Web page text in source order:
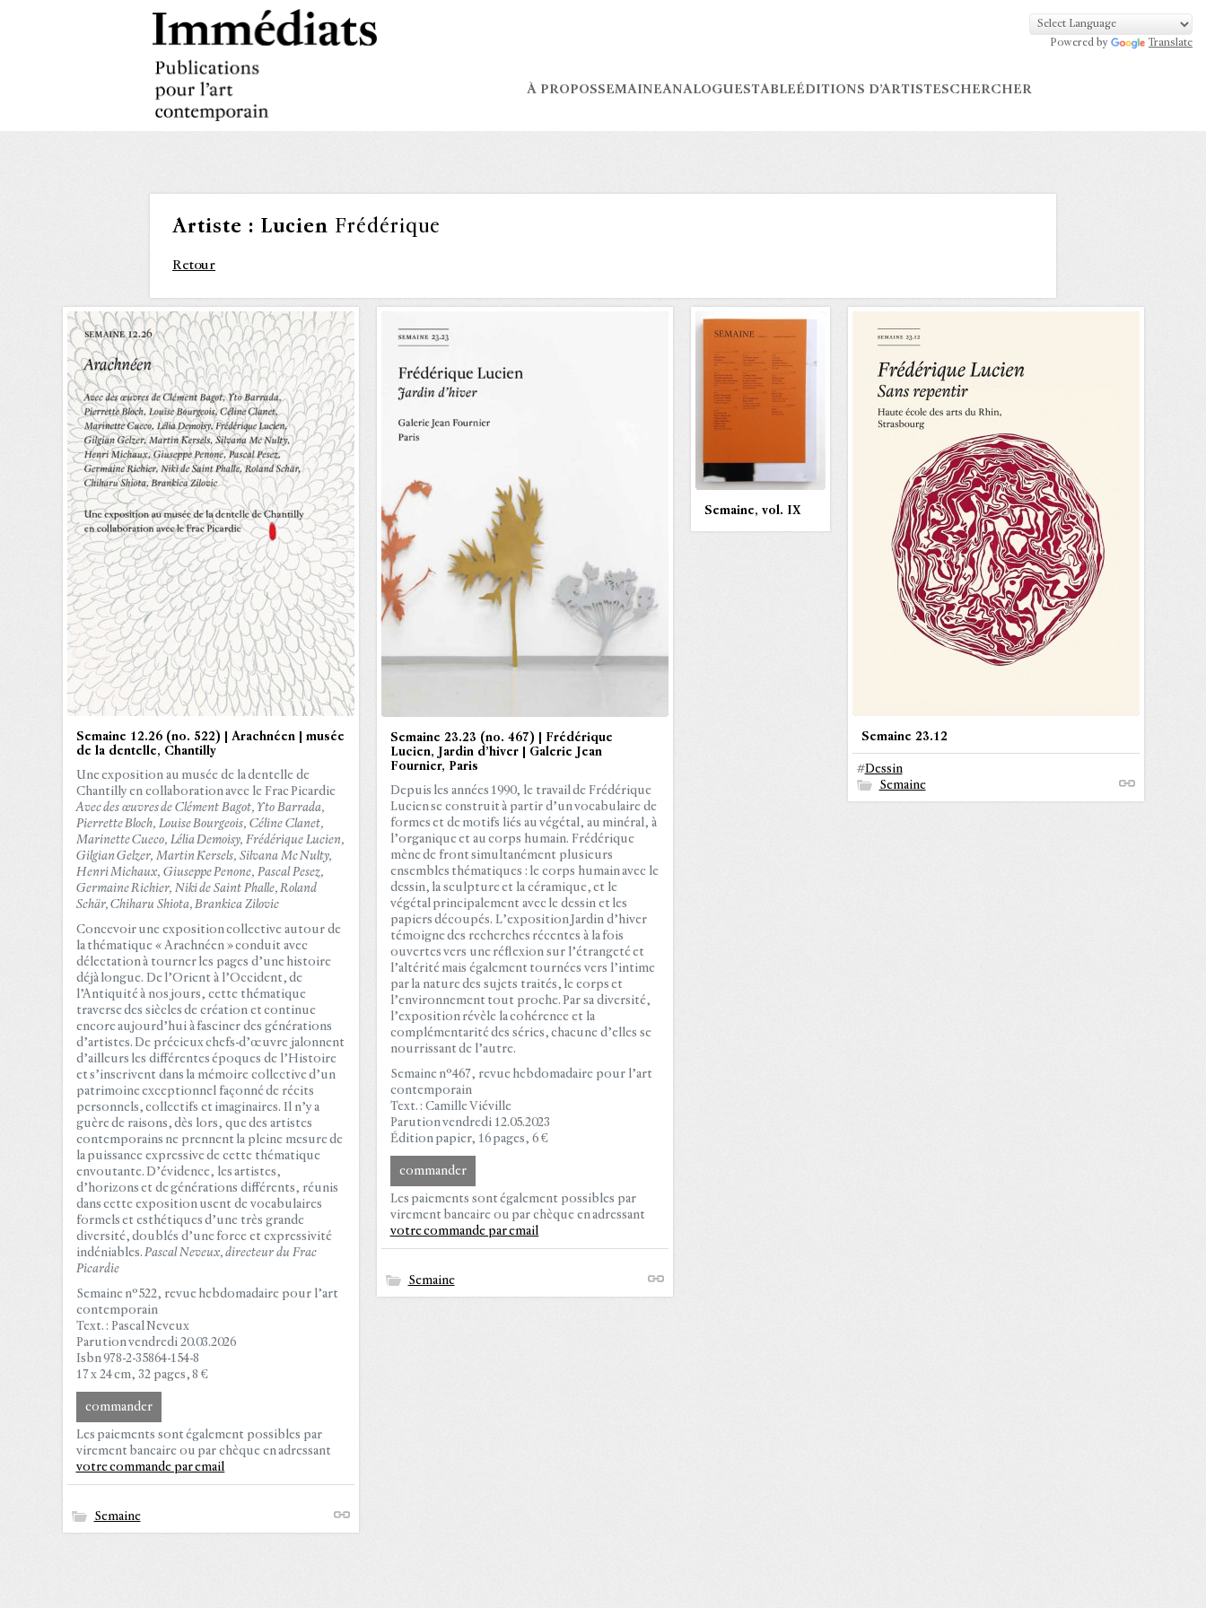
Powered by Translate
À PROPOSSEMAINEANALOGUESTABLEÉDITIONS D’ARTISTESCHERCHER
Artiste : Lucien Frédérique
Retour
Semaine 12.26 (no. 522) | Arachnéen | musée
de la dentelle, Chantilly
Une exposition au musée de la dentelle de
Chantilly en collaboration avec le Frac Picardie
Avec des œuvres de Clément Bagot, Yto Barrada,
Pierrette Bloch, Louise Bourgeois, Céline Clanet,
Marinette Cueco, Lélia Demoisy, Frédérique Lucien,
Gilgian Gelzer, Martin Kersels, Silvana Mc Nulty,
Henri Michaux, Giuseppe Penone, Pascal Pesez,
Germaine Richier, Niki de Saint Phalle, Roland
Schär, Chiharu Shiota, Brankica Zilovic
Concevoir une exposition collective autour de
la thématique « Arachnéen » conduit avec
délectation à tourner les pages d’une histoire
déjà longue. De l’Orient à l’Occident, de
l’Antiquité à nos jours, cette thématique
traverse des siècles de création et continue
encore aujourd’hui à fasciner des générations
d’artistes. De précieux chefs-d’œuvre jalonnent
d’ailleurs les différentes époques de l’Histoire
et s’inscrivent dans la mémoire collective d’un
patrimoine exceptionnel façonné de récits
personnels, collectifs et imaginaires. Il n’y a
guère de raisons, dès lors, que des artistes
contemporains ne prennent la pleine mesure de
la puissance expressive de cette thématique
envoutante. D’évidence, les artistes,
d’horizons et de générations différents, réunis
dans cette exposition usent de vocabulaires
formels et esthétiques d’une très grande
diversité, doublés d’une force et expressivité
indéniables.Pascal Neveux, directeur du Frac
Picardie
Semaine n°522, revue hebdomadaire pour l’art
contemporain
Text. : Pascal Neveux
Parution vendredi 20.03.2026
Isbn 978-2-35864-154-8
17 x 24 cm, 32 pages, 8 €
commander
Les paiements sont également possibles par
virement bancaire ou par chèque en adressant
votre commande par email
Semaine
Semaine 23.23 (no. 467) | Frédérique
Lucien, Jardin d’hiver | Galerie Jean
Fournier, Paris
Depuis les années 1990, le travail de Frédérique
Lucien se construit à partir d’un vocabulaire de
formes et de motifs liés au végétal, au minéral, à
l’organique et au corps humain. Frédérique
mène de front simultanément plusieurs
ensembles thématiques : le corps humain avec le
dessin, la sculpture et la céramique, et le
végétal principalement avec le dessin et les
papiers découpés. L’exposition Jardin d’hiver
témoigne des recherches récentes à la fois
ouvertes vers une réflexion sur l’étrangeté et
l’altérité mais également tournées vers l’intime
par la nature des sujets traités, le corps et
l’environnement tout proche. Par sa diversité,
l’exposition révèle la cohérence et la
complémentarité des séries, chacune d’elles se
nourrissant de l’autre.
Semaine n°467, revue hebdomadaire pour l’art
contemporain
Text. : Camille Viéville
Parution vendredi 12.05.2023
Édition papier, 16 pages, 6 €
commander
Les paiements sont également possibles par
virement bancaire ou par chèque en adressant
votre commande par email
Semaine
Semaine, vol. IX
Semaine 23.12
#Dessin
Semaine